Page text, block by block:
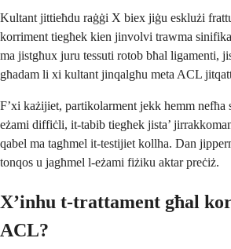
Kultant jittieħdu raġġi X biex jiġu esklużi
korriment tiegħek kien jinvolvi trawma
ma jistgħux juru tessuti rotob bħal ligamenti,
għadam li xi kultant jinqalgħu meta ACL
F’xi każijiet, partikolarment jekk hemm
eżami diffiċli, it-tabib tiegħek jista’
qabel ma tagħmel it-testijiet kollha. Dan
tonqos u jagħmel l-eżami fiżiku aktar preċiż.
X’inhu t-trattament għal
ACL?